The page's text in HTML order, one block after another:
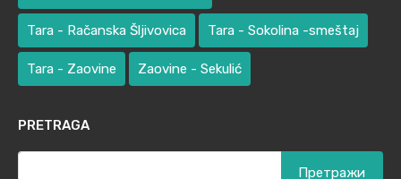
Tara - Račanska Šljivovica Tara - Sokolina -smeštaj
Tara - Zaovine Zaovine - Sekulić
PRETRAGA